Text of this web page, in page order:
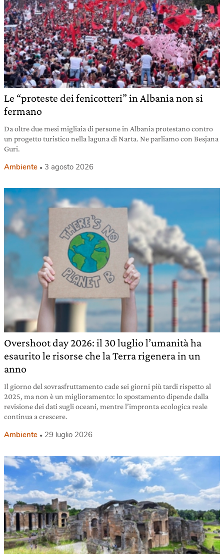
Le “proteste dei fenicotteri” in Albania non si
fermano
Da oltre due mesi migliaia di persone in Albania protestano contro
un progetto turistico nella laguna di Narta. Ne parliamo con Besjana
Guri.
Ambiente 3 agosto 2026
Overshoot day 2026: il 30 luglio l’umanità ha
esaurito le risorse che la Terra rigenera in un
anno
Il giorno del sovrasfruttamento cade sei giorni più tardi rispetto al
2025, ma non è un miglioramento: lo spostamento dipende dalla
revisione dei dati sugli oceani, mentre l’impronta ecologica reale
continua a crescere.
Ambiente 29 luglio 2026